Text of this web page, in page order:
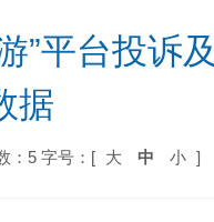
”平台投诉
据
：5 字号：[ 大 中 小 ]